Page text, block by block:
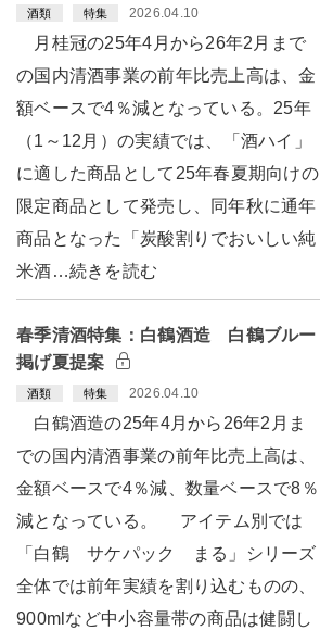
酒類 特集 2026.04.10
月桂冠の25年4月から26年2月まで
の国内清酒事業の前年比売上高は、金
額ベースで4％減となっている。25年
（1～12月）の実績では、「酒ハイ」
に適した商品として25年春夏期向けの
限定商品として発売し、同年秋に通年
商品となった「炭酸割りでおいしい純
米酒…続きを読む
春季清酒特集：白鶴酒造 白鶴ブルー
掲げ夏提案
酒類 特集 2026.04.10
白鶴酒造の25年4月から26年2月ま
での国内清酒事業の前年比売上高は、
金額ベースで4％減、数量ベースで8％
減となっている。 アイテム別では
「白鶴 サケパック まる」シリーズ
全体では前年実績を割り込むものの、
900mlなど中小容量帯の商品は健闘し